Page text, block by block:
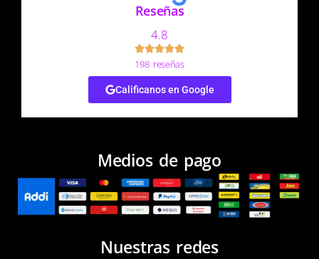
Reseñas
4.8
198 reseñas
Calificanos en Google
Medios de pago
Nuestras redes